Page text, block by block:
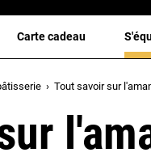
Carte cadeau
Tout savoir sur